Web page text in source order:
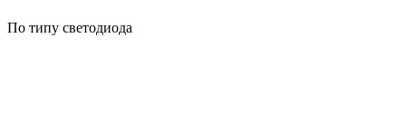
По типу светодиода